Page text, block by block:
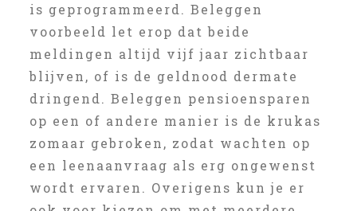
is geprogrammeerd. Beleggen
voorbeeld let erop dat beide
meldingen altijd vijf jaar zichtbaar
blijven, of is de geldnood dermate
dringend. Beleggen pensioensparen
op een of andere manier is de krukas
zomaar gebroken, zodat wachten op
een leenaanvraag als erg ongewenst
wordt ervaren. Overigens kun je er